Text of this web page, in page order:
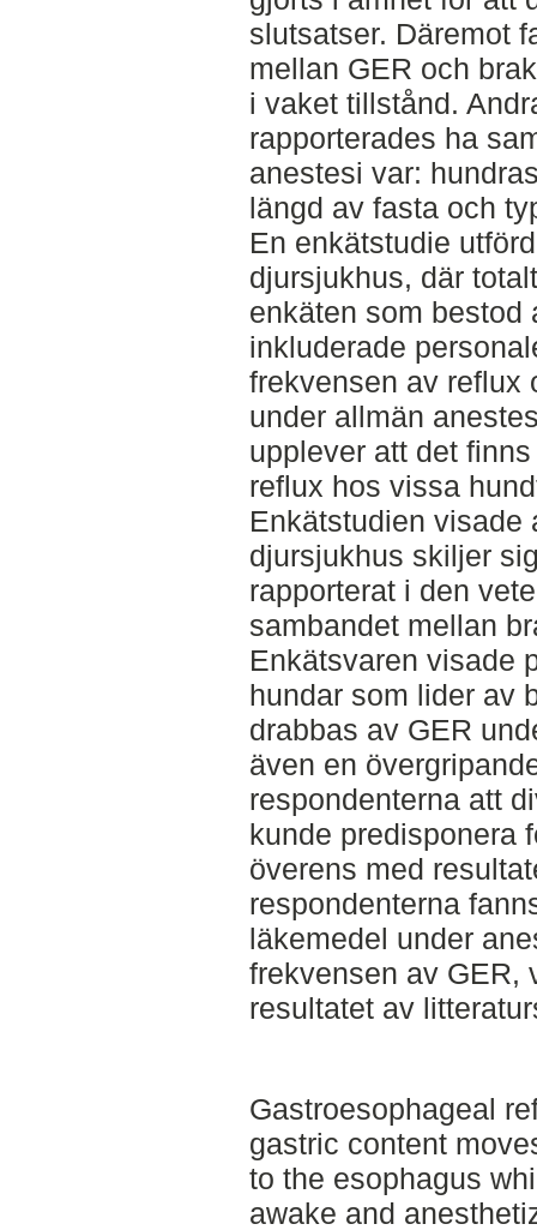
slutsatser. Däremot
mellan GER och
i vaket tillstånd.
rapporterades ha
anestesi var:
längd av fasta och
En enkätstudie
djursjukhus, där
enkäten som bestod
inkluderade
frekvensen av reflux
under allmän
upplever att det
reflux hos vissa
Enkätstudien visade
djursjukhus skiljer
rapporterat i den
sambandet mellan
Enkätsvaren visade
hundar som lider av
drabbas av GER
även en
respondenterna att
kunde predisponera
överens med
respondenterna
läkemedel under
frekvensen av GER,
resultatet av
Gastroesophageal
gastric content
to the esophagus
awake and